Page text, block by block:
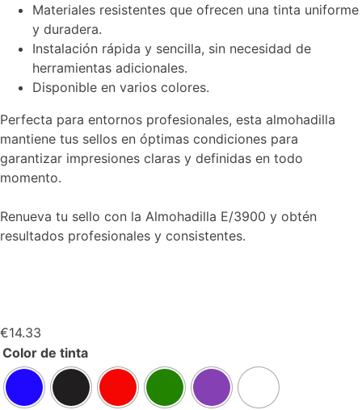
Materiales resistentes que ofrecen una tinta uniforme
y duradera.
Instalación rápida y sencilla, sin necesidad de
herramientas adicionales.
Disponible en varios colores.
Perfecta para entornos profesionales, esta almohadilla
mantiene tus sellos en óptimas condiciones para
garantizar impresiones claras y definidas en todo
momento.
Renueva tu sello con la Almohadilla E/3900 y obtén
resultados profesionales y consistentes.
€14.33
Color de tinta